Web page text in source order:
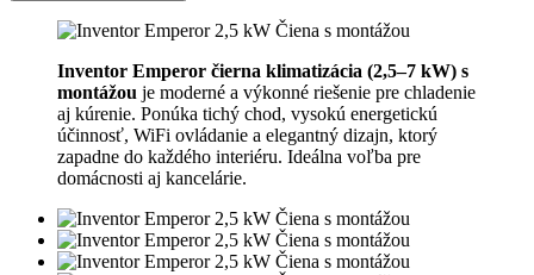
Inventor Emperor čierna klimatizácia (2,5–7 kW) s
montážou je moderné a výkonné riešenie pre chladenie
aj kúrenie. Ponúka tichý chod, vysokú energetickú
účinnosť, WiFi ovládanie a elegantný dizajn, ktorý
zapadne do každého interiéru. Ideálna voľba pre
domácnosti aj kancelárie.